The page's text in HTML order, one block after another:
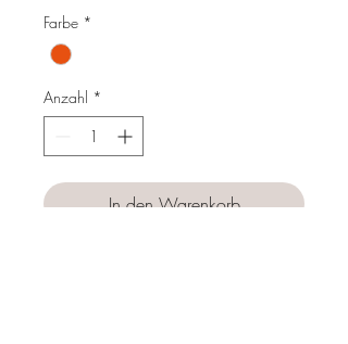
Farbe *
Anzahl *
In den Warenkorb